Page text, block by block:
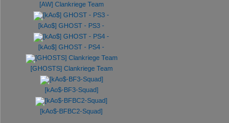
[AW] Clankriege Team
[kAo$] GHOST - PS3 -
[kAo$] GHOST - PS4 -
[GHOSTS] Clankriege Team
[kAo$-BF3-Squad]
[kAo$-BFBC2-Squad]